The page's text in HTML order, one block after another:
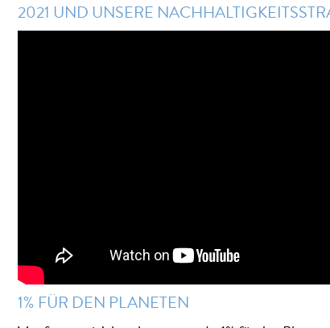
2021 UND UNSERE
1% FÜR DEN PLANETEN